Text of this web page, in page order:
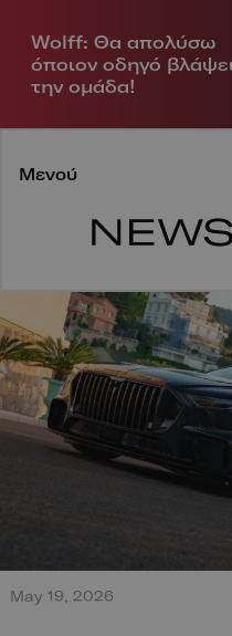
Wolff: Θα απολύσω
όποιον οδηγό
την ομάδα!
Μενού
Μενού
Τεράστια
σύγκρουση στο
May 19, 2026